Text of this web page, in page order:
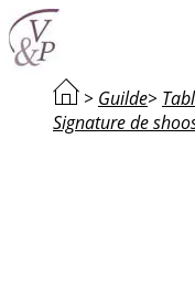
> Guilde>
Signature de